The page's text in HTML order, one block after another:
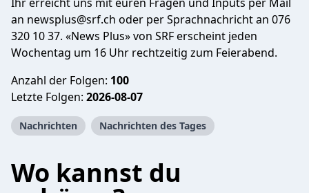
an newsplus@srf.ch oder per Sprachnachricht an 076
320 10 37. «News Plus» von SRF erscheint jeden
Wochentag um 16 Uhr rechtzeitig zum Feierabend.
Anzahl der Folgen: 100
Letzte Folgen: 2026-08-07
Nachrichten Nachrichten des Tages
Wo kannst du